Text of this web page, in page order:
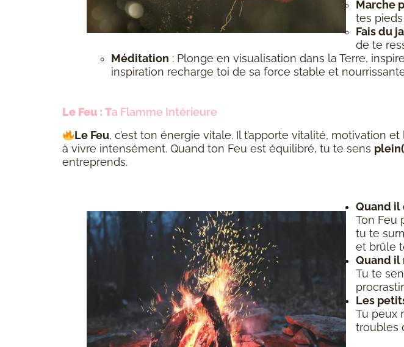
Marche
tes
Fais du
de te
Méditation : Plonge en visualisation dans la Terre,
inspiration recharge toi de sa force stable et
Le Feu : Ta Flamme Intérieure
Le Feu, c’est ton énergie vitale. Il t’apporte vitalité, motivation
à vivre intensément. Quand ton Feu est équilibré, tu te sens
entreprends.
Quand il
Ton Feu
tu te
et brûle
Quand il
Tu te
Les
Tu peux
troubles